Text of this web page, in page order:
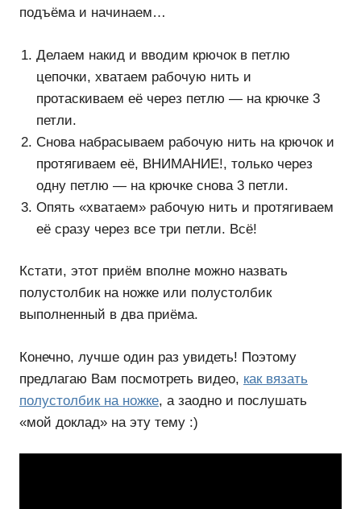
подъёма и начинаем…
Делаем накид и вводим крючок в петлю
цепочки, хватаем рабочую нить и
протаскиваем её через петлю — на крючке 3
петли.
Снова набрасываем рабочую нить на крючок и
протягиваем её, ВНИМАНИЕ!, только через
одну петлю — на крючке снова 3 петли.
Опять «хватаем» рабочую нить и протягиваем
её сразу через все три петли. Всё!
Кстати, этот приём вполне можно назвать
полустолбик на ножке или полустолбик
выполненный в два приёма.
Конечно, лучше один раз увидеть! Поэтому
предлагаю Вам посмотреть видео, как вязать
полустолбик на ножке, а заодно и послушать
«мой доклад» на эту тему :)